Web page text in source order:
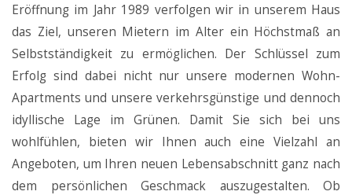
Eröffnung im Jahr 1989 verfolgen wir in unserem Haus
das Ziel, unseren Mietern im Alter ein Höchstmaß an
Selbstständigkeit zu ermöglichen. Der Schlüssel zum
Erfolg sind dabei nicht nur unsere modernen Wohn-
Apartments und unsere verkehrsgünstige und dennoch
idyllische Lage im Grünen. Damit Sie sich bei uns
wohlfühlen, bieten wir Ihnen auch eine Vielzahl an
Angeboten, um Ihren neuen Lebensabschnitt ganz nach
dem persönlichen Geschmack auszugestalten. Ob